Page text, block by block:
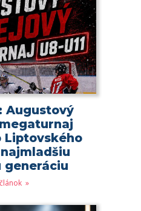
Augustový
Liptovského
generáciu